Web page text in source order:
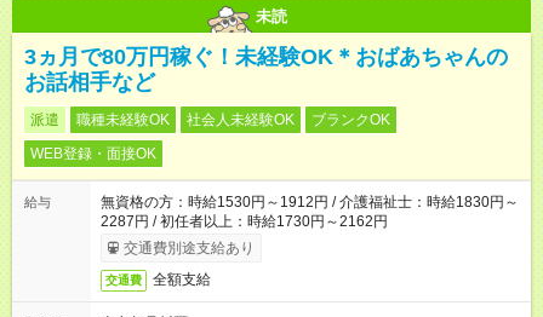
未読
3ヵ月で80万円稼ぐ！未経験OK＊おばあちゃんの
お話相手など
派遣 職種未経験OK 社会人未経験OK
ブランクOK
WEB登録・面接OK
給与
無資格の方：時給1530円～1912円 / 介護福祉士：時給1830円～
2287円 / 初任者以上：時給1730円～2162円
交通費別途支給あり
交通費 全額支給